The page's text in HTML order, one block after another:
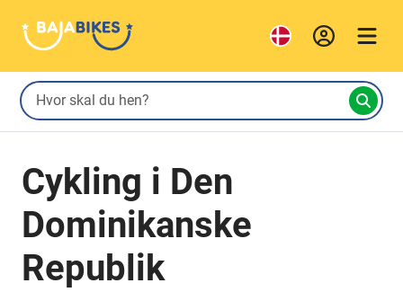
Cykling i Den
Dominikanske
Republik